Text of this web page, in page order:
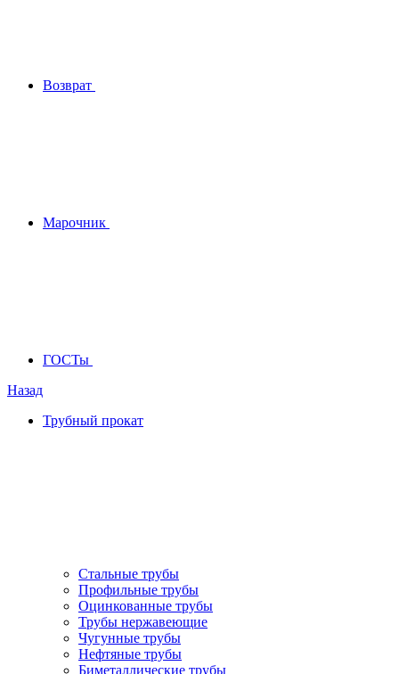
Возврат
Марочник
ГОСТы
Назад
Трубный прокат
Стальные трубы
Профильные трубы
Оцинкованные трубы
Трубы нержавеющие
Чугунные трубы
Нефтяные трубы
Биметаллические трубы